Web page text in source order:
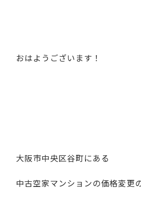
おはようございます！
大阪市中央区谷町にある
中古空家マンションの価格変更